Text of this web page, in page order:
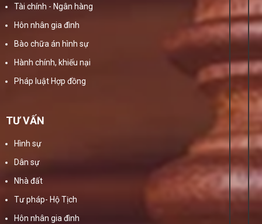
Tài chính - Ngân hàng
Hôn nhân gia đình
Bào chữa án hình sự
Hành chính, khiếu nại
Pháp luật Hợp đồng
TƯ VẤN
Hình sự
Dân sự
Nhà đất
Tư pháp- Hộ Tịch
Hôn nhân gia đình